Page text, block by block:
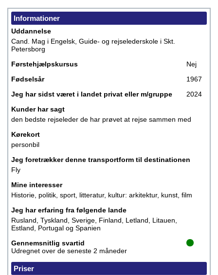
Informationer
Uddannelse
Cand. Mag i Engelsk, Guide- og rejselederskole i Skt.
Petersborg
Førstehjælpskursus
Nej
Fødselsår
1967
Jeg har sidst været i landet privat eller m/gruppe
2024
Kunder har sagt
den bedste rejseleder de har prøvet at rejse sammen med
Kørekort
personbil
Jeg foretrækker denne transportform til destinationen
Fly
Mine interesser
Historie, politik, sport, litteratur, kultur: arkitektur, kunst, film
Jeg har erfaring fra følgende lande
Rusland, Tyskland, Sverige, Finland, Letland, Litauen,
Estland, Portugal og Spanien
Gennemsnitlig svartid
Udregnet over de seneste 2 måneder
Priser